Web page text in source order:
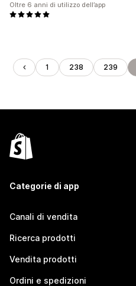
Oltre 6 anni di utilizzo dell’app
1 238 239
Categorie di app
Canali di vendita
Ricerca prodotti
Vendita prodotti
Ordini e spedizioni